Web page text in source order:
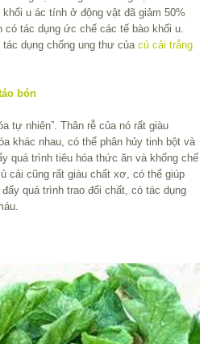
u ác tính ở động vật đã giảm 50%
có tác dụng ức chế các tế bào khối u.
dụng chống ung thư của củ cải trắng
bón
tự nhiên”. Thân rễ của nó rất giàu
khác nhau, có thể phân hủy tinh bột và
quá trình tiêu hóa thức ăn và khống chế
cải cũng rất giàu chất xơ, có thể giúp
quá trình trao đổi chất, có tác dụng